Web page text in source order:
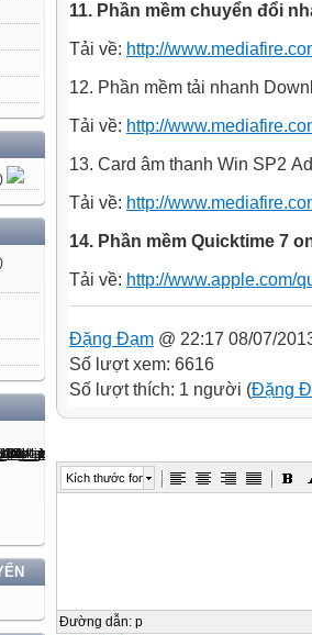
)
11. Phần mềm chuyển đổi
Tải về: http://
12. Phần mềm tải nhanh
Tải về: http://
13. Card âm thanh Win SP2
Tải về: http://
14. Phần mềm Quicktime 7
Tải về: http://www.apple.com/
Đặng Đạm @ 22:17 08/07/
Số lượt xem: 6616
Số lượt thích: 1 người (Đặng
Kích thước font
Đường dẫn: p